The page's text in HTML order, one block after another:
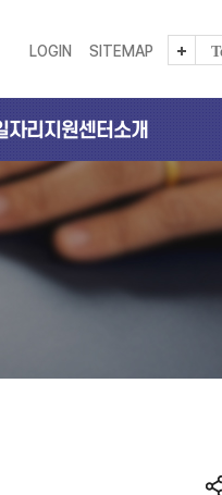
LOGIN SITEMAP
자리지원센터소개